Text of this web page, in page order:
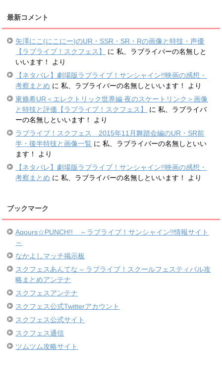
最新コメント
矢澤にこ(にこにー)のUR・SSR・SR・Rの画像と特技・声優
【ラブライブ！スクフェス】
に私、ラブライバーの名無しと
いいます！
より
【ネタバレ】劇場版ラブライブ！サンシャイン!!映画の感想・
考察まとめ に私、ラブライバーの名無しといいます！
より
東條希UR＜エレクトリック世界編 夜のスケートリンク＞画像
と特技と評価【ラブライブ！スクフェス】
に私、ラブライバ
ーの名無しといいます！
より
ラブライブ！スクフェス 2015年11月舞踏会編のUR・SR前
半・後半特技と画像一覧 に私、ラブライバーの名無しといい
ます！
より
【ネタバレ】劇場版ラブライブ！サンシャイン!!映画の感想・
考察まとめ に私、ラブライバーの名無しといいます！ より
ブックマーク
Aqours☆PUNCH!! ～ラブライブ！サンシャイン!!情報サイト
～
なかよしマッチ掲示板
スクフェスあんてな – ラブライブ！スクールフェスティバル攻
略まとめアンテナ
スクフェスアンテナ
スクフェス公式Twitterアカウント
スクフェス公式サイト
スクフェス通信
ツムツム攻略サイト